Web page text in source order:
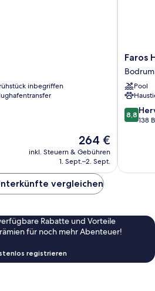
inbegriffen
Der
Preis
beträgt
264 €
inkl. Steuern & Gebühren
1. Sept.–2. Sept.
Faros
Hotel
Bodrum
-
Special
Bodrum
Faros
Bodrum
Pool
8.8
von
8,8
138
vergleichen
Rabatte und Vorteile
für noch mehr Abenteuer!
registrieren